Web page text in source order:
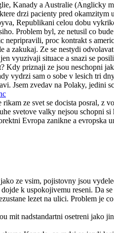
Kanady a Australie
drzi pacienty pred
Republikani celou dobu
Problem byl, ze netusil co
nepripravili, proc kontrakt s
a zakukaj. Ze se nestydi
vyuzivaji situace a snazi se
Kdy priznaji ze jsou neschopni
vydrzi sam o sobe v lesich tri
Jsem zvedav na Polaky, jedini
ze svet se docista posral,
svetove valky nejsou schopni
Evropa zanikne a
ze vsim, pojistovny jsou
k uspokojivemu reseni. Da
lezet na ulici. Problem je
mit nadstandartni osetreni